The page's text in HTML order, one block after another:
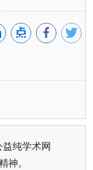
纯学术网
神。